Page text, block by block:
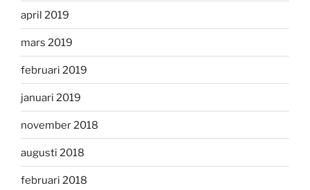
april 2019
mars 2019
februari 2019
januari 2019
november 2018
augusti 2018
februari 2018